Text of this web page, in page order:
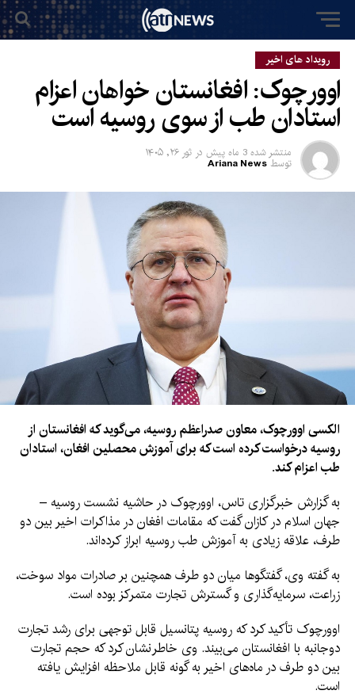
رویداد های اخیر
اوورچوک: افغانستان خواهان اعزام
استادان طب از سوی روسیه است
منتشر شده 3 ماه پیش در ثور ۲۶, ۱۴۰۵
توسط Ariana News
الکسی اوورچوک، معاون صدراعظم روسیه، می‌گوید که افغانستان از
روسیه درخواست کرده است که برای آموزش محصلین افغان، استادان
طب اعزام کند.
به گزارش خبرگزاری تاس، اوورچوک در حاشیه نشست روسیه –
جهان اسلام در کازان گفت که مقامات افغان در مذاکرات اخیر بین دو
طرف، علاقه زیادی به آموزش طب روسیه ابراز کرده‌اند.
به گفته وی، گفتگوها میان دو طرف همچنین بر صادرات مواد سوخت،
زراعت، سرمایه‌گذاری و گسترش تجارت متمرکز بوده است.
اوورچوک تأکید کرد که روسیه پتانسیل قابل توجهی برای رشد تجارت
دوجانبه با افغانستان می‌بیند. وی خاطرنشان کرد که حجم تجارت
بین دو طرف در ماه‌های اخیر به گونه قابل ملاحظه افزایش یافته
است.